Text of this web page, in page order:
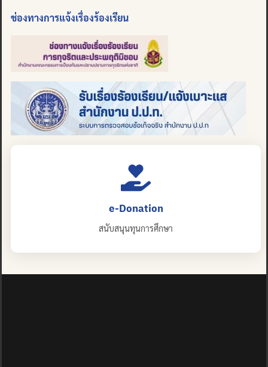
ช่องทางการแจ้งเรื่องร้องเรียน
e-Donation
สนับสนุนทุนการศึกษา